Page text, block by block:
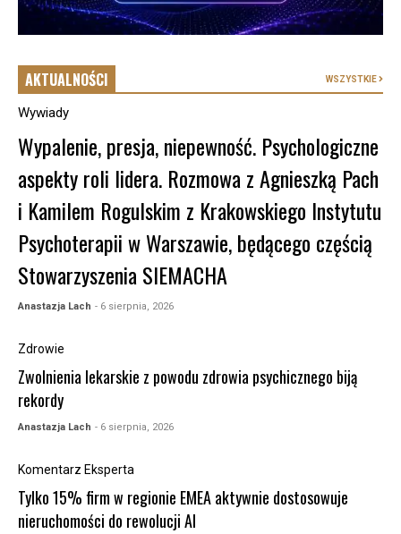
AKTUALNOŚCI WSZYSTKIE
Wywiady
Wypalenie, presja, niepewność. Psychologiczne
aspekty roli lidera. Rozmowa z Agnieszką Pach
i Kamilem Rogulskim z Krakowskiego Instytutu
Psychoterapii w Warszawie, będącego częścią
Stowarzyszenia SIEMACHA
Anastazja Lach - 6 sierpnia, 2026
Zdrowie
Zwolnienia lekarskie z powodu zdrowia psychicznego biją
rekordy
Anastazja Lach - 6 sierpnia, 2026
Komentarz Eksperta
Tylko 15% firm w regionie EMEA aktywnie dostosowuje
nieruchomości do rewolucji AI